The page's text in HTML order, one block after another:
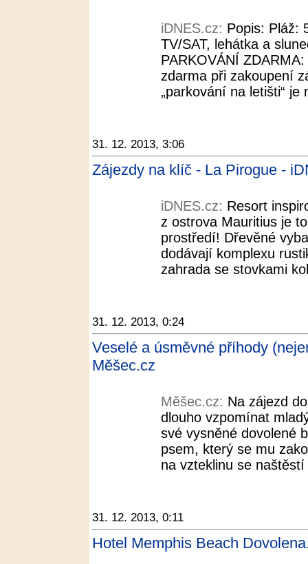
iDNES.cz: Popis: Pláž:
TV/SAT, lehátka a
PARKOVÁNÍ
zdarma při zakoupení
„parkování na letišti“
31. 12. 2013, 3:06
Zájezdy na klíč - La Pirogue -
iDNES.cz: Resort
z ostrova Mauritius je
prostředí! Dřevěné
dodávají komplexu
zahrada se stovkami
31. 12. 2013, 0:24
Veselé a úsměvné příhody
Měšec.cz
Měšec.cz: Na zájezd
dlouho vzpomínat
své vysněné dovolené
psem, který se mu
na vzteklinu se
31. 12. 2013, 0:11
Hotel Memphis Beach